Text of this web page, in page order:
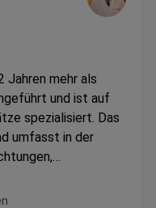
Jahren mehr als
und ist auf
spezialisiert. Das
umfasst in der
die Transfers. Dr.
an der